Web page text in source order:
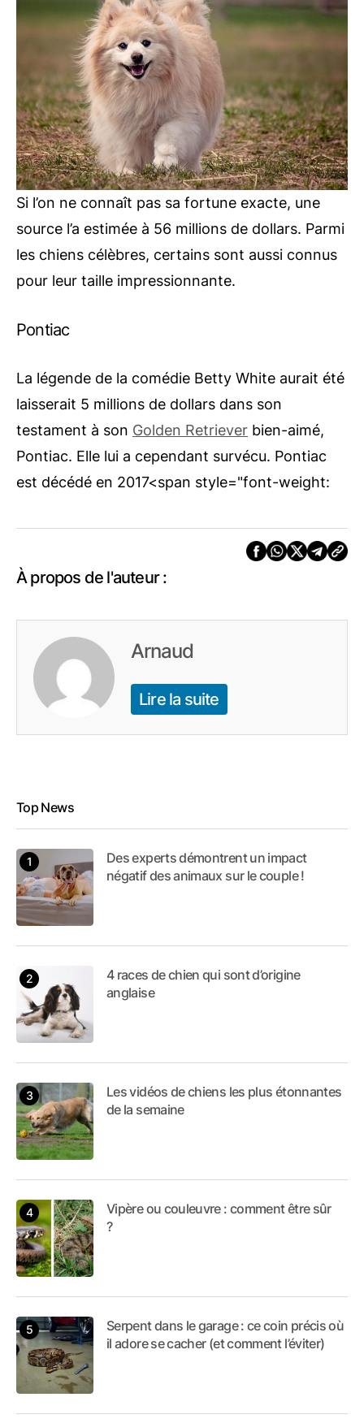
Si l’on ne connaît pas sa fortune exacte, une
source l’a estimée à 56 millions de dollars. Parmi
les chiens célèbres, certains sont aussi connus
pour leur taille impressionnante.
Pontiac
La légende de la comédie Betty White aurait été
laisserait 5 millions de dollars dans son
testament à son Golden Retriever bien-aimé,
Pontiac. Elle lui a cependant survécu. Pontiac
est décédé en 2017<span style="font-weight:
À propos de l'auteur :
Arnaud
Lire la suite
Top News
Des experts démontrent un impact
négatif des animaux sur le couple !
4 races de chien qui sont d’origine
anglaise
Les vidéos de chiens les plus étonnantes
de la semaine
Vipère ou couleuvre : comment être sûr
?
Serpent dans le garage : ce coin précis où
il adore se cacher (et comment l’éviter)